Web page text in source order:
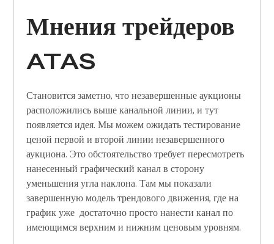
Мнения трейдеров
ATAS
Становится заметно, что незавершенные аукционы
расположились выше канальной линии, и тут
появляется идея. Мы можем ожидать тестирование
ценой первой и второй линии незавершенного
аукциона. Это обстоятельство требует пересмотреть
нанесенный графический канал в сторону
уменьшения угла наклона. Там мы показали
завершенную модель трендового движения, где на
график уже достаточно просто нанести канал по
имеющимся верхним и нижним ценовым уровням.